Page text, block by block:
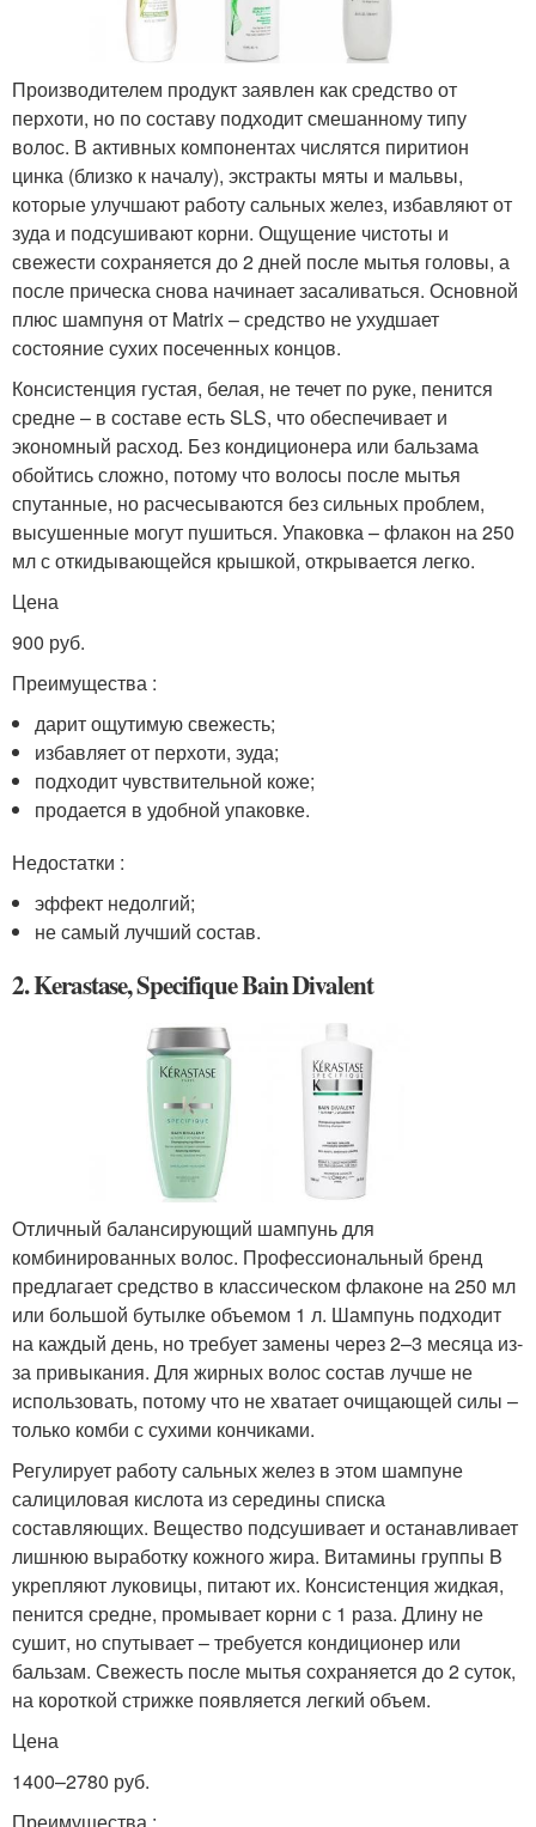
Производителем продукт заявлен как средство от
перхоти, но по составу подходит смешанному типу
волос. В активных компонентах числятся пиритион
цинка (близко к началу), экстракты мяты и мальвы,
которые улучшают работу сальных желез, избавляют от
зуда и подсушивают корни. Ощущение чистоты и
свежести сохраняется до 2 дней после мытья головы, а
после прическа снова начинает засаливаться. Основной
плюс шампуня от Matrix – средство не ухудшает
состояние сухих посеченных концов.
Консистенция густая, белая, не течет по руке, пенится
средне – в составе есть SLS, что обеспечивает и
экономный расход. Без кондиционера или бальзама
обойтись сложно, потому что волосы после мытья
спутанные, но расчесываются без сильных проблем,
высушенные могут пушиться. Упаковка – флакон на 250
мл с откидывающейся крышкой, открывается легко.
Цена
900 руб.
Преимущества :
дарит ощутимую свежесть;
избавляет от перхоти, зуда;
подходит чувствительной коже;
продается в удобной упаковке.
Недостатки :
эффект недолгий;
не самый лучший состав.
2. Kerastase, Specifique Bain Divalent
Отличный балансирующий шампунь для
комбинированных волос. Профессиональный бренд
предлагает средство в классическом флаконе на 250 мл
или большой бутылке объемом 1 л. Шампунь подходит
на каждый день, но требует замены через 2–3 месяца из-
за привыкания. Для жирных волос состав лучше не
использовать, потому что не хватает очищающей силы –
только комби с сухими кончиками.
Регулирует работу сальных желез в этом шампуне
салициловая кислота из середины списка
составляющих. Вещество подсушивает и останавливает
лишнюю выработку кожного жира. Витамины группы B
укрепляют луковицы, питают их. Консистенция жидкая,
пенится средне, промывает корни с 1 раза. Длину не
сушит, но спутывает – требуется кондиционер или
бальзам. Свежесть после мытья сохраняется до 2 суток,
на короткой стрижке появляется легкий объем.
Цена
1400–2780 руб.
Преимущества :